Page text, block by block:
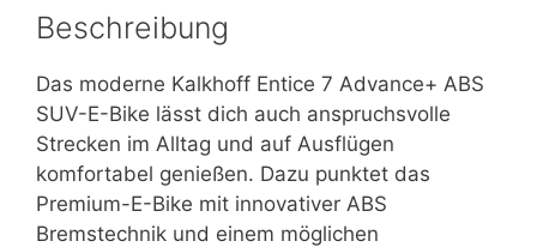
Beschreibung
Das moderne Kalkhoff Entice 7 Advance+ ABS
SUV-E-Bike lässt dich auch anspruchsvolle
Strecken im Alltag und auf Ausflügen
komfortabel genießen. Dazu punktet das
Premium-E-Bike mit innovativer ABS
Bremstechnik und einem möglichen